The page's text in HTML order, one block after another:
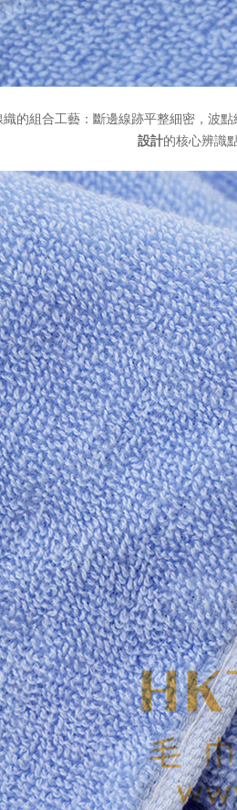
的組合工藝：斷邊線跡平整細密，波
設計的核心辨識